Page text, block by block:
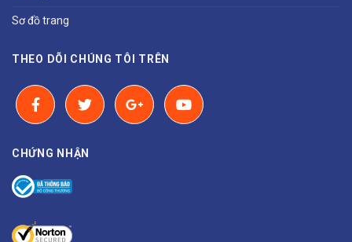
Sơ đồ trang
THEO DÕI CHÚNG TÔI TRÊN
CHỨNG NHẬN